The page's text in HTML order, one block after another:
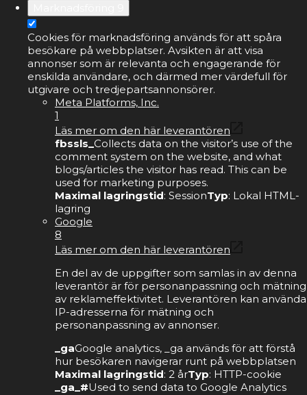
Cookies för marknadsföring används för att spåra
besökare på webbplatser. Avsikten är att visa
annonser som är relevanta och engagerande för
enskilda användare, och därmed mer värdefull för
utgivare och tredjepartsannonsörer.
Meta Platforms, Inc.
1
Läs mer om den här leverantören
fbssls_ Collects data on the visitor’s use of the
comment system on the website, and what
blogs/articles the visitor has read. This can be
used for marketing purposes.
Maximal lagringstid: SessionTyp: Lokal HTML-
lagring
Google
8
Läs mer om den här leverantören
En del av de uppgifter som samlas in av denna
leverantör är för personanpassning och mätning
av reklameffektivitet. Leverantören kan använda
IP-adresserna för mätning och
personanpassning av annonser.
_gaGoogle analytics, _ga används för att förstå
hur besökaren navigerar runt på webbplatsen
Maximal lagringstid: 2 årTyp: HTTP-cookie
_ga_#Used to send data to Google Analytics